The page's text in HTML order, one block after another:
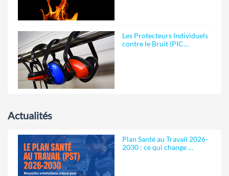
Les Protecteurs Individuels
contre le Bruit (PIC…
Actualités
Plan Santé au Travail 2026-
2030 : ce qui change …